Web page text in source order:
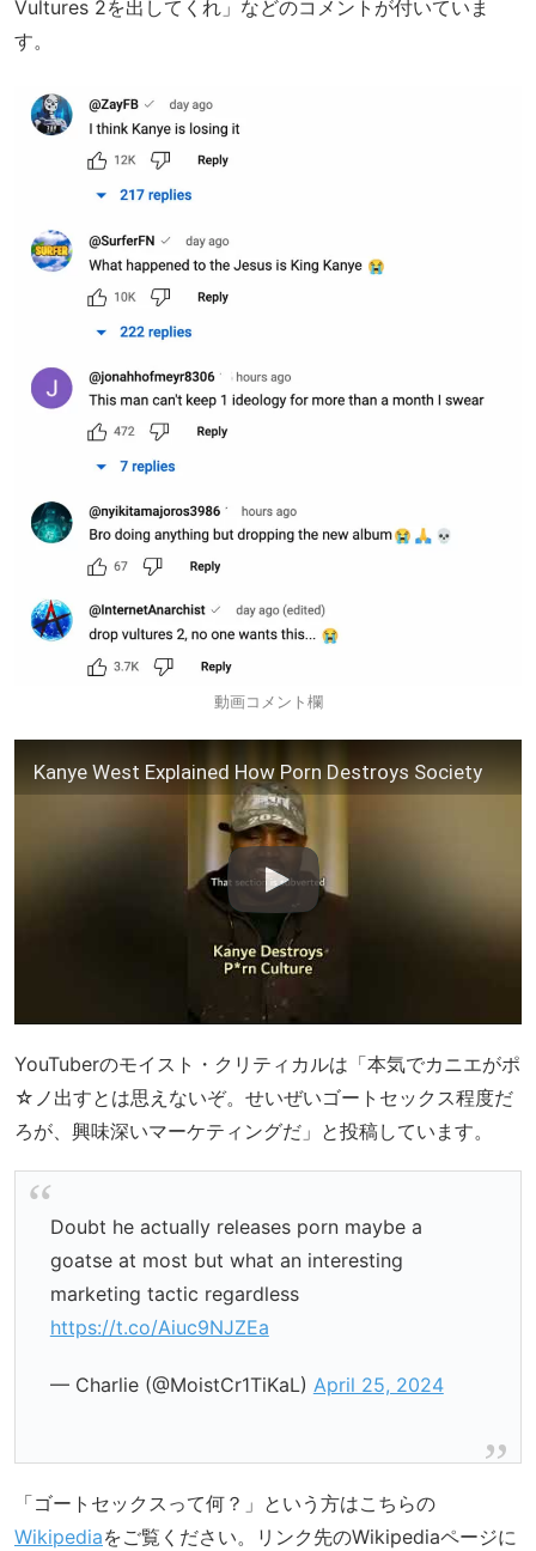
Vultures 2を出してくれ」などのコメントが付いていま
す。
動画コメント欄
Kanye West Explained How Porn Destroys Society
YouTuberのモイスト・クリティカルは「本気でカニエがポ
☆ノ出すとは思えないぞ。せいぜいゴートセックス程度だ
ろが、興味深いマーケティングだ」と投稿しています。
Doubt he actually releases porn maybe a
goatse at most but what an interesting
marketing tactic regardless
https://t.co/Aiuc9NJZEa
— Charlie (@MoistCr1TiKaL) April 25, 2024
「ゴートセックスって何？」という方はこちらの
Wikipediaをご覧ください。リンク先のWikipediaページに